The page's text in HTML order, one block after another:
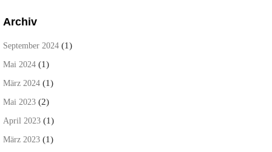
Archiv
September 2024 (1)
Mai 2024 (1)
März 2024 (1)
Mai 2023 (2)
April 2023 (1)
März 2023 (1)